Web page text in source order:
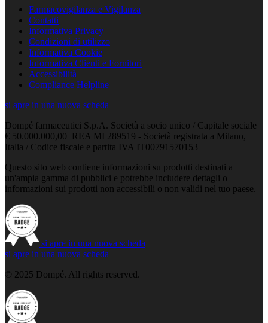
Farmacovigilanza e Vigilanza
Contatti
Informativa Privacy
Condizioni di utilizzo
Informativa Cookie
Informativa Clienti e Fornitori
Accessibilità
Compliance Helpline
si apre in una nuova scheda
Dompé farmaceutici S.p.A. Società a socio unico / Capitale sociale
€ 50.000.000,00 REA MI 289519 - Società registrata a Milano,
Italia / Codice fiscale e partita IVA IT00791570153
Questo sito web contiene informazioni su prodotti destinati a
un'ampia gamma di pubblici e potrebbe includere dettagli o
informazioni sui prodotti non accessibili o non validi nel tuo paese.
si apre in una nuova scheda
si apre in una nuova scheda
© 2025 Dompé. All rights reserved.